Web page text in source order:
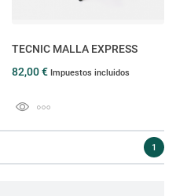
TECNIC MALLA EXPRESS
82,00 € Impuestos incluidos
1